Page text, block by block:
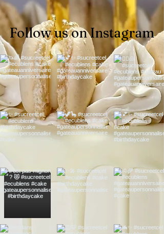
Follow us on Instagram